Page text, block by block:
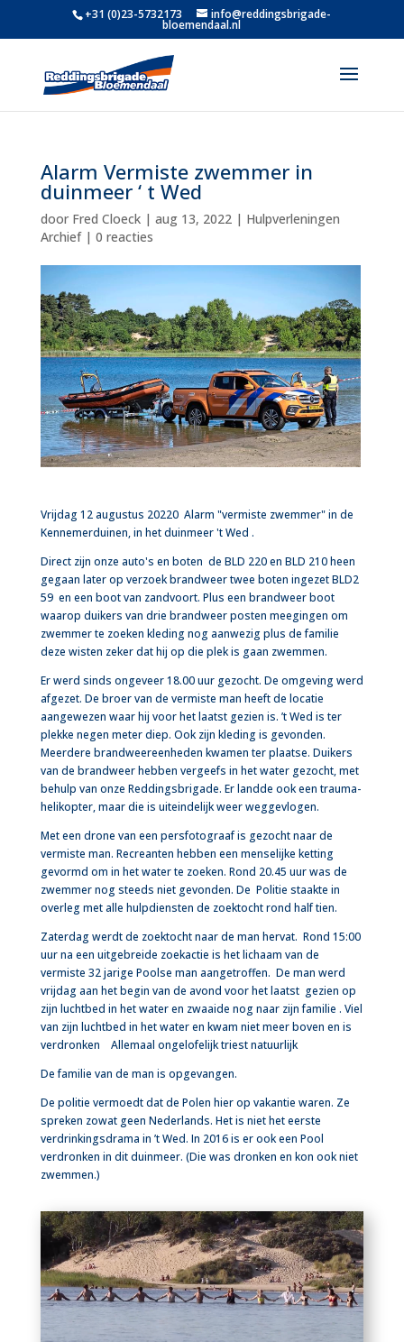
+31 (0)23-5732173 info@reddingsbrigade-
bloemendaal.nl
Alarm Vermiste zwemmer in
duinmeer ‘ t Wed
door Fred Cloeck| aug 13, 2022| Hulpverleningen
Archief| 0 reacties
Vrijdag 12 augustus 20220 Alarm "vermiste zwemmer" in de
Kennemerduinen, in het duinmeer 't Wed .
Direct zijn onze auto's en boten de BLD 220 en BLD 210 heen
gegaan later op verzoek brandweer twee boten ingezet BLD2
59 en een boot van zandvoort. Plus een brandweer boot
waarop duikers van drie brandweer posten meegingen om
zwemmer te zoeken kleding nog aanwezig plus de familie
deze wisten zeker dat hij op die plek is gaan zwemmen.
Er werd sinds ongeveer 18.00 uur gezocht. De omgeving werd
afgezet. De broer van de vermiste man heeft de locatie
aangewezen waar hij voor het laatst gezien is. ’t Wed is ter
plekke negen meter diep. Ook zijn kleding is gevonden.
Meerdere brandweereenheden kwamen ter plaatse. Duikers
van de brandweer hebben vergeefs in het water gezocht, met
behulp van onze Reddingsbrigade. Er landde ook een trauma-
helikopter, maar die is uiteindelijk weer weggevlogen.
Met een drone van een persfotograaf is gezocht naar de
vermiste man. Recreanten hebben een menselijke ketting
gevormd om in het water te zoeken. Rond 20.45 uur was de
zwemmer nog steeds niet gevonden. De Politie staakte in
overleg met alle hulpdiensten de zoektocht rond half tien.
Zaterdag werdt de zoektocht naar de man hervat. Rond 15:00
uur na een uitgebreide zoekactie is het lichaam van de
vermiste 32 jarige Poolse man aangetroffen. De man werd
vrijdag aan het begin van de avond voor het laatst gezien op
zijn luchtbed in het water en zwaaide nog naar zijn familie . Viel
van zijn luchtbed in het water en kwam niet meer boven en is
verdronken Allemaal ongelofelijk triest natuurlijk
De familie van de man is opgevangen.
De politie vermoedt dat de Polen hier op vakantie waren. Ze
spreken zowat geen Nederlands. Het is niet het eerste
verdrinkingsdrama in ’t Wed. In 2016 is er ook een Pool
verdronken in dit duinmeer. (Die was dronken en kon ook niet
zwemmen.)